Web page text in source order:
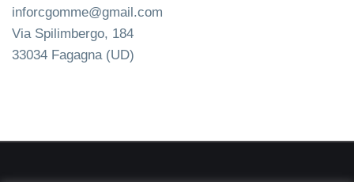
inforcgomme@gmail.com
Via Spilimbergo, 184
33034 Fagagna (UD)